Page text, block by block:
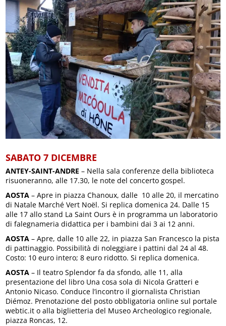
SABATO 7 DICEMBRE
ANTEY-SAINT-ANDRE – Nella sala conferenze della biblioteca
risuoneranno, alle 17.30, le note del concerto gospel.
AOSTA – Apre in piazza Chanoux, dalle 10 alle 20, il mercatino
di Natale Marché Vert Noël. Si replica domenica 24. Dalle 15
alle 17 allo stand La Saint Ours è in programma un laboratorio
di falegnameria didattica per i bambini dai 3 ai 12 anni.
AOSTA – Apre, dalle 10 alle 22, in piazza San Francesco la pista
di pattinaggio. Possibilità di noleggiare i pattini dal 24 al 48.
Costo: 10 euro intero; 8 euro ridotto. Si replica domenica.
AOSTA – Il teatro Splendor fa da sfondo, alle 11, alla
presentazione del libro Una cosa sola di Nicola Gratteri e
Antonio Nicaso. Conduce l’incontro il giornalista Christian
Diémoz. Prenotazione del posto obbligatoria online sul portale
webtic.it o alla biglietteria del Museo Archeologico regionale,
piazza Roncas, 12.